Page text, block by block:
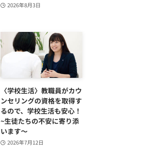
2026年8月3日
〈学校生活〉教職員がカウ
ンセリングの資格を取得す
るので、学校生活も安心！
~生徒たちの不安に寄り添
います～
2026年7月12日